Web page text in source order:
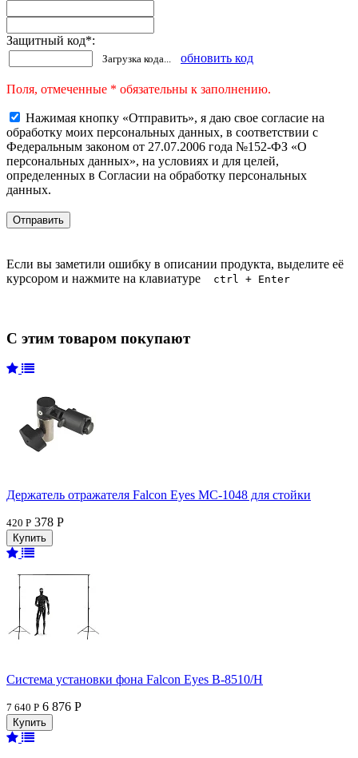
Защитный код*:
Загрузка кода... обновить код
Поля, отмеченные * обязательны к заполнению.
Нажимая кнопку «Отправить», я даю свое согласие на
обработку моих персональных данных, в соответствии с
Федеральным законом от 27.07.2006 года №152-ФЗ «О
персональных данных», на условиях и для целей,
определенных в Согласии на обработку персональных
данных.
Если вы заметили ошибку в описании продукта, выделите её
курсором и нажмите на клавиатуре
ctrl + Enter
С этим товаром покупают
Держатель отражателя Falcon Eyes MC-1048 для стойки
420 Р 378 Р
Система установки фона Falcon Eyes В-8510/H
7 640 Р 6 876 Р